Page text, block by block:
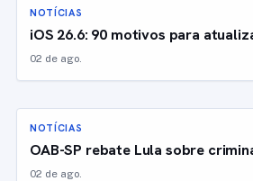
NOTÍCIAS
iOS 26.6: 90 motivos para
02 de ago.
NOTÍCIAS
OAB-SP rebate Lula sobre
02 de ago.